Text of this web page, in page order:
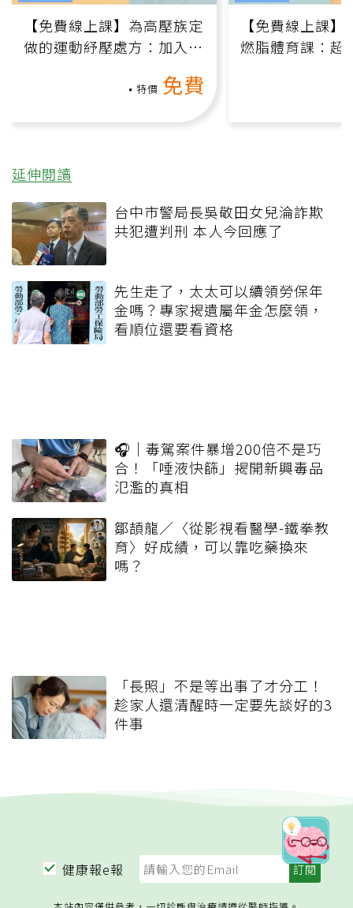
【免費線上課】為高壓族定
做的運動紓壓處方：加入行
特價 免費
【免費線上課
燃脂體育課：超
延伸閱讀
台中市警局長吳敬田女兒淪詐欺
共犯遭判刑 本人今回應了
先生走了，太太可以續領勞保年
金嗎？專家揭遺屬年金怎麼領，
看順位還要看資格
🎧｜毒駕案件暴增200倍不是巧
合！「唾液快篩」揭開新興毒品
氾濫的真相
鄒頡龍／〈從影視看醫學-鐵拳教
育〉好成績，可以靠吃藥換來
嗎？
「長照」不是等出事了才分工！
趁家人還清醒時一定要先談好的3
件事
健康報e報